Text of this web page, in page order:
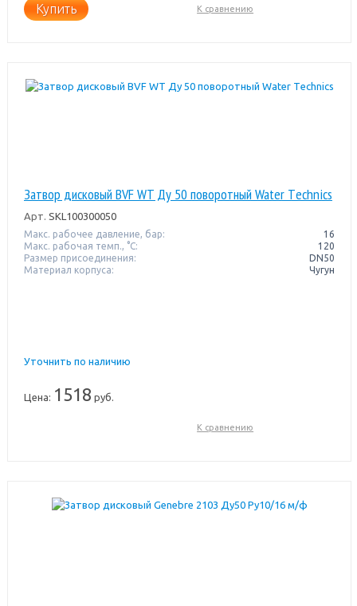
Купить К сравнению
Затвор дисковый BVF WT Ду 50 поворотный Water Тechnics
Арт. SKL100300050
Макс. рабочее давление, бар:
16
Макс. рабочая темп., °С:
120
Размер присоединения:
DN50
Материал корпуса:
Чугун
Уточнить по наличию
Цена: 1518 руб.
К сравнению